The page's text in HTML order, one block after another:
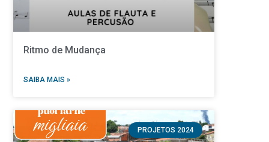
Ritmo de Mudança
SAIBA MAIS »
PROJETOS 2024